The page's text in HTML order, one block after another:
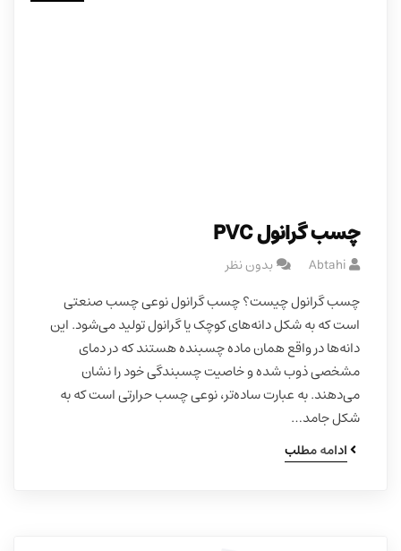
چسب گرانول PVC
Abtahi بدون نظر
چسب گرانول چیست؟ چسب گرانول نوعی چسب صنعتی
است که به شکل دانه‌های کوچک یا گرانول تولید می‌شود. این
دانه‌ها در واقع همان ماده چسبنده هستند که در دمای
مشخصی ذوب شده و خاصیت چسبندگی خود را نشان
می‌دهند. به عبارت ساده‌تر، نوعی چسب حرارتی است که به
شکل جامد…
ادامه مطلب